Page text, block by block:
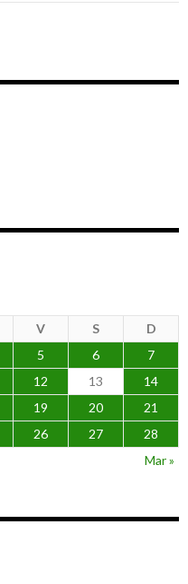
V S
D
5 6
7
12 13
14
19 20
21
26 27
28
Mar »